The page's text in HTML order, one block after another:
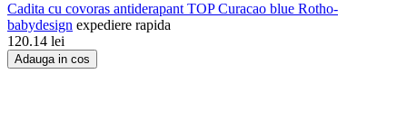
Cadita cu covoras antiderapant TOP Curacao blue Rotho-
babydesign expediere rapida
120.14 lei
Adauga in cos